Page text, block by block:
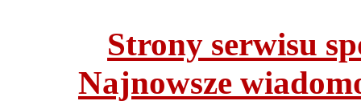
Strony serwisu
Najnowsze